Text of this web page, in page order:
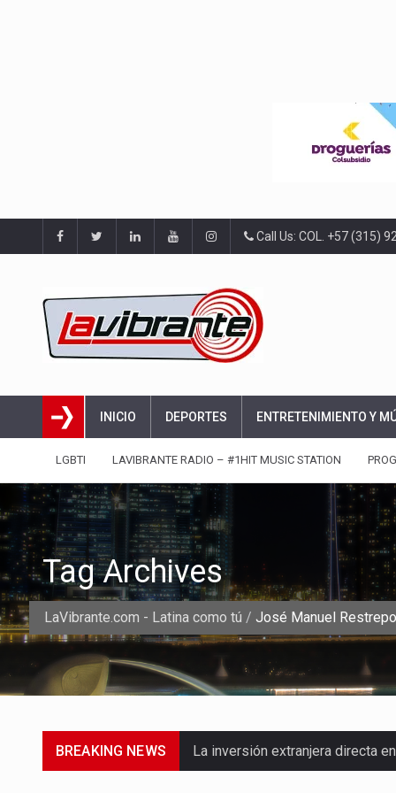
Call Us: COL. +57 (315)
INICIO DEPORTES ENTRETENIMIENTO Y
LGBTI LAVIBRANTE RADIO – #1HIT MUSIC STATION
LaVibrante.com - Latina como tú / José Manuel Restrepo
Tag Archives
BREAKING NEWS La empresa Monómeros fue